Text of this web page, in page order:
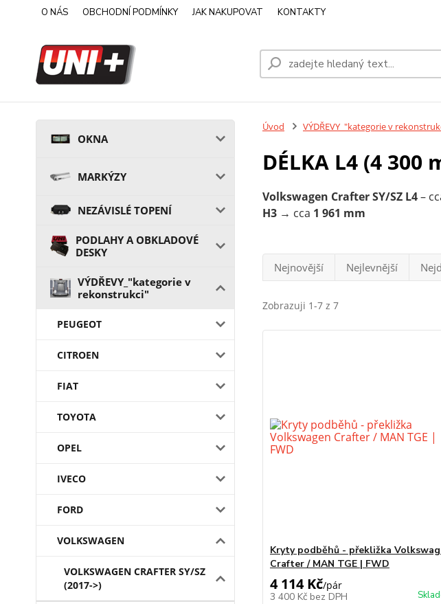
O NÁS OBCHODNÍ PODMÍNKY JAK NAKUPOVAT KONTAKTY
OKNA
MARKÝZY
NEZÁVISLÉ TOPENÍ
PODLAHY A OBKLADOVÉ
DESKY
VÝDŘEVY_"kategorie v
rekonstrukci"
PEUGEOT
CITROEN
FIAT
TOYOTA
OPEL
IVECO
FORD
VOLKSWAGEN
VOLKSWAGEN CRAFTER SY/SZ
(2017->)
Úvod VÝDŘEVY_"kategorie v
DÉLKA L4 (4 300
Volkswagen Crafter SY/SZ L4–
H3 → cca 1 961 mm
Nejnovější Nejlevnější
Zobrazuji 1-7 z 7
Kryty podběhů - překližka
Crafter / MAN TGE | FWD
4 114 Kč/pár
3 400 Kč bez DPH